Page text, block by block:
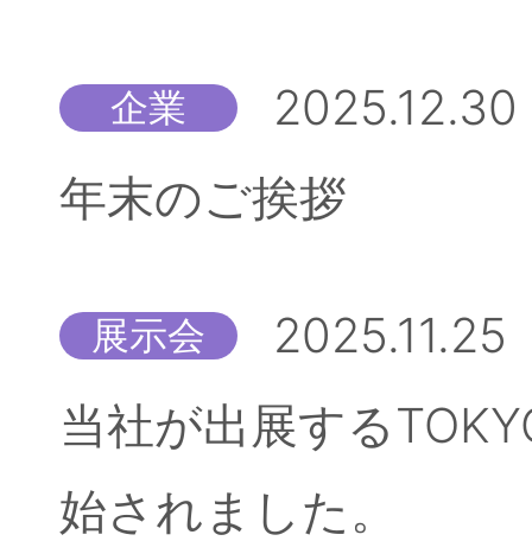
企業
2025.12.30
年末のご挨拶
展示会
2025.11.25
当社が出展する
始されました。